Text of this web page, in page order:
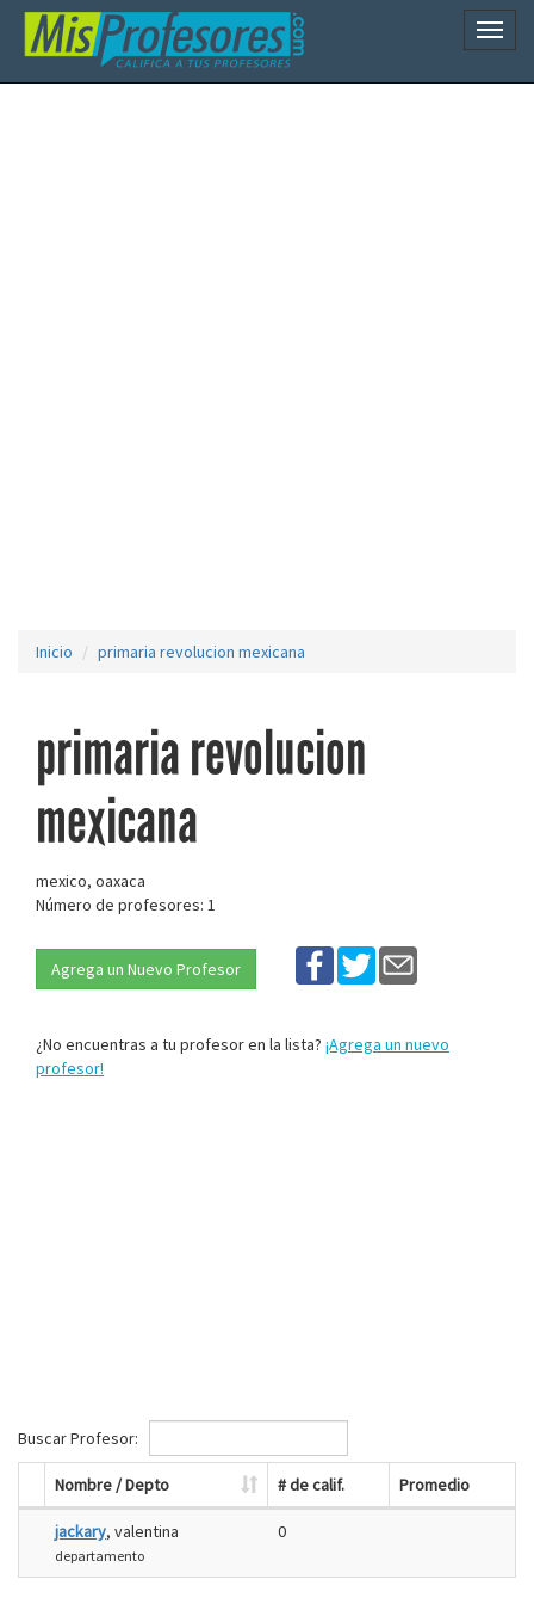
Inicio primaria revolucion mexicana
primaria revolucion
mexicana
mexico, oaxaca
Número de profesores: 1
Agrega un Nuevo Profesor
¿No encuentras a tu profesor en la lista? ¡Agrega un nuevo
profesor!
Buscar Profesor:
Nombre / Depto # de calif. Promedio
jackary, valentina
departamento
0